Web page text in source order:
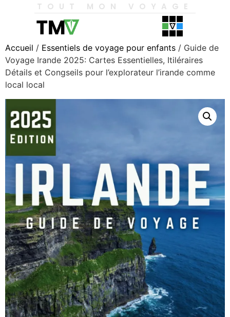
TOUT MON VOYAGE
Accueil / Essentiels de voyage pour enfants / Guide de
Voyage Irande 2025: Cartes Essentielles, Itiléraires
Détails et Congseils pour l’explorateur l’irande comme
local local